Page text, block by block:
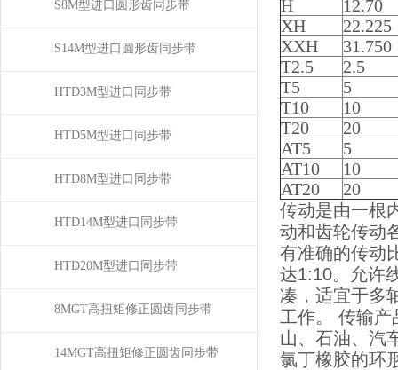
S8M型进口圆形齿同步带
S14M型进口圆形齿同步带
HTD3M型进口同步带
HTD5M型进口同步带
HTD8M型进口同步带
HTD14M型进口同步带
HTD20M型进口同步带
8MGT高扭矩修正圆齿同步带
14MGT高扭矩修正圆齿同步带
H
12.70
XH
22.225
XXH
31.750
T2.5
2.5
T5
5
T10
10
T20
20
AT5
5
AT10
10
AT20
20
传动是由一根
动和齿轮传动
有准确的传动
达1:10。允许
凑，适宜于多
工作。 传输
山、石油、汽
氯丁橡胶的环